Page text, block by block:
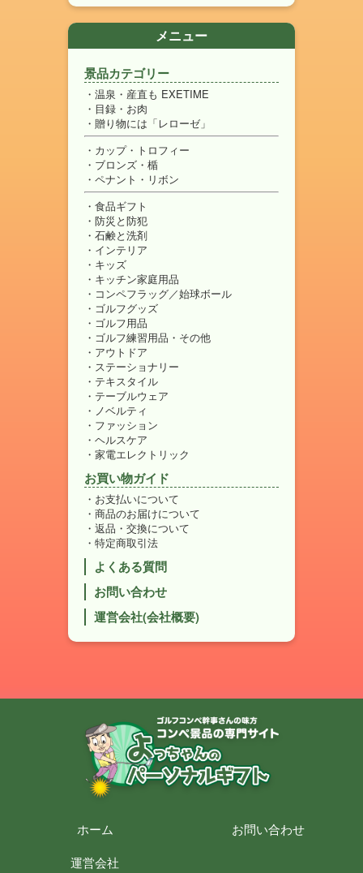
メニュー
景品カテゴリー
温泉・産直も EXETIME
目録・お肉
贈り物には「レローゼ」
カップ・トロフィー
ブロンズ・楯
ペナント・リボン
食品ギフト
防災と防犯
石鹸と洗剤
インテリア
キッズ
キッチン家庭用品
コンペフラッグ／始球ボール
ゴルフグッズ
ゴルフ用品
ゴルフ練習用品・その他
アウトドア
ステーショナリー
テキスタイル
テーブルウェア
ノベルティ
ファッション
ヘルスケア
家電エレクトリック
お買い物ガイド
お支払いについて
商品のお届けについて
返品・交換について
特定商取引法
よくある質問
お問い合わせ
運営会社(会社概要)
ホーム
お問い合わせ
運営会社